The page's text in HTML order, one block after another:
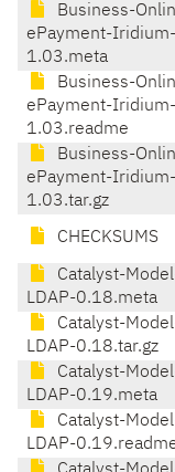
Business-Onlin
ePayment-Iridium-
1.03.meta
Business-Onlin
ePayment-Iridium-
1.03.readme
Business-Onlin
ePayment-Iridium-
1.03.tar.gz
CHECKSUMS
Catalyst-
LDAP-0.18.meta
Catalyst-
LDAP-0.18.tar.gz
Catalyst-
LDAP-0.19.meta
Catalyst-
LDAP-